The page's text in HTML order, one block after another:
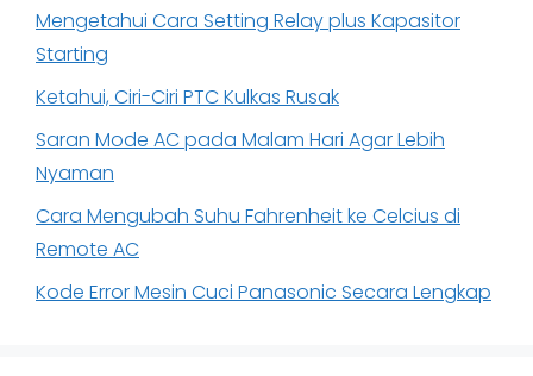
Mengetahui Cara Setting Relay plus Kapasitor
Starting
Ketahui, Ciri-Ciri PTC Kulkas Rusak
Saran Mode AC pada Malam Hari Agar Lebih
Nyaman
Cara Mengubah Suhu Fahrenheit ke Celcius di
Remote AC
Kode Error Mesin Cuci Panasonic Secara Lengkap